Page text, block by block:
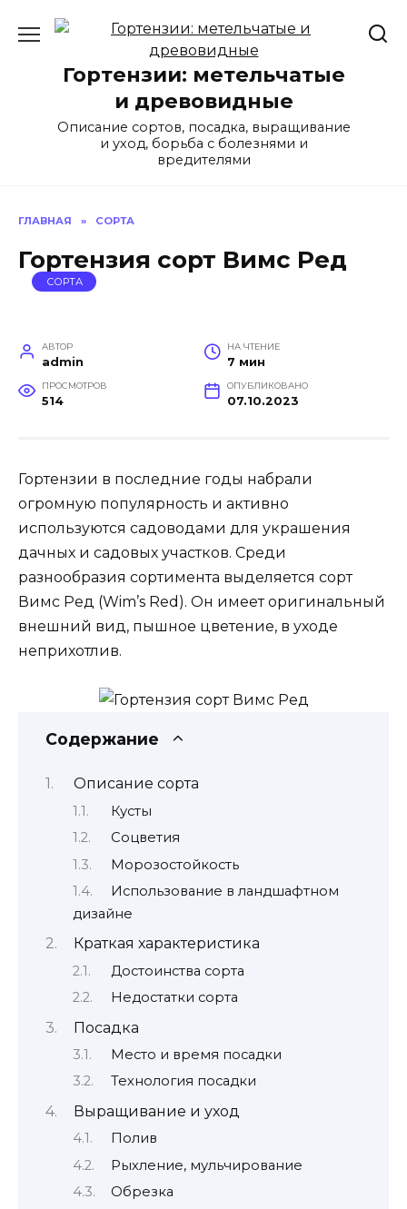
Гортензии: метельчатые
и древовидные
Описание сортов, посадка, выращивание
и уход, борьба с болезнями и
вредителями
ГЛАВНАЯ » СОРТА
Гортензия сорт Вимс Ред
СОРТА
АВТОР
admin
НА ЧТЕНИЕ
7 мин
ПРОСМОТРОВ
514
ОПУБЛИКОВАНО
07.10.2023
Гортензии в последние годы набрали
огромную популярность и активно
используются садоводами для украшения
дачных и садовых участков. Среди
разнообразия сортимента выделяется сорт
Вимс Ред (Wim’s Red). Он имеет оригинальный
внешний вид, пышное цветение, в уходе
неприхотлив.
Содержание
Описание сорта
Кусты
Соцветия
Морозостойкость
Использование в ландшафтном
дизайне
Краткая характеристика
Достоинства сорта
Недостатки сорта
Посадка
Место и время посадки
Технология посадки
Выращивание и уход
Полив
Рыхление, мульчирование
Обрезка